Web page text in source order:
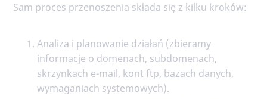
Sam proces przenoszenia składa się z kilku kroków:
Analiza i planowanie działań (zbieramy
informacje o domenach, subdomenach,
skrzynkach e-mail, kont ftp, bazach danych,
wymaganiach systemowych).